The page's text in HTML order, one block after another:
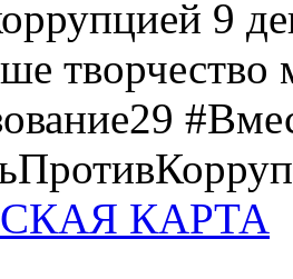
9
творчество
КАРТА